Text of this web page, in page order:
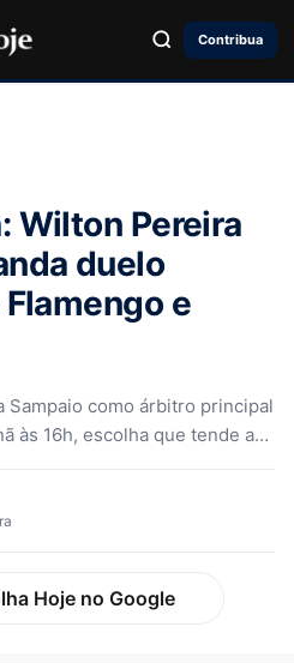
Contribua
Wilton Pereira
duelo
e
Sampaio como árbitro principal
às 16h, escolha que tende a
Hoje no Google